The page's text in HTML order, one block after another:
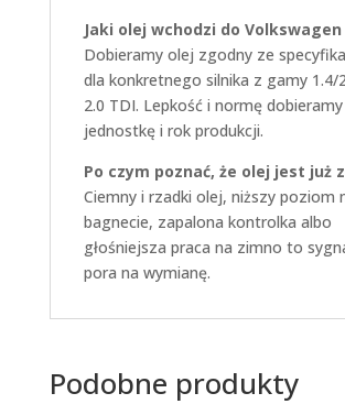
Jaki olej wchodzi do Volkswagen
Dobieramy olej zgodny ze
dla konkretnego silnika z gamy 1.4/
2.0 TDI. Lepkość i normę
jednostkę i rok produkcji.
Po czym poznać, że olej jest już
Ciemny i rzadki olej, niższy poziom
bagnecie, zapalona kontrolka albo
głośniejsza praca na zimno to
pora na wymianę.
Podobne produkty